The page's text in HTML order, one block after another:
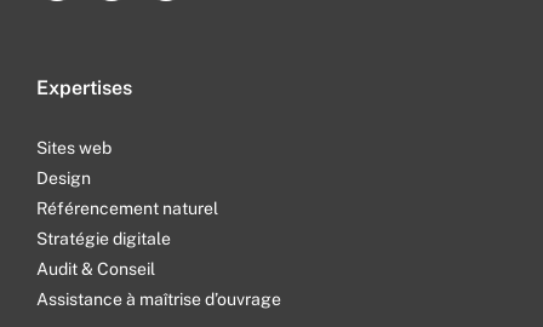
Expertises
Sites web
Design
Référencement naturel
Stratégie digitale
Audit & Conseil
Assistance à maîtrise d’ouvrage